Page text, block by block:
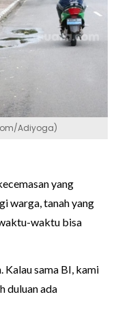
Adiyoga)
yang
warga, tanah yang
waktu bisa
Kalau sama BI, kami
duluan ada